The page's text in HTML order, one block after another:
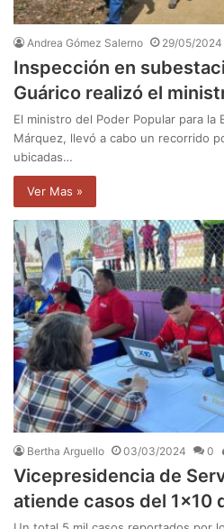
Andrea Gómez Salerno 29/05/2024
Inspección en
Guárico realizó el
El ministro del Poder Popular para la
Márquez, llevó a cabo un recorrido
ubicadas…
Ver Mas »
Bertha Arguello 03/03/2024 0
Vicepresidencia de
atiende casos del 1×10